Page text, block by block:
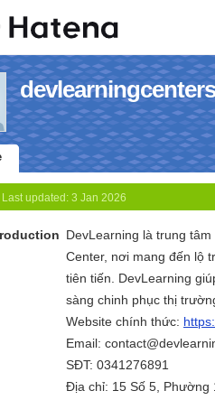
Last updated: 3 Jan 2026
DevLearning là trung
Center, nơi mang đến lộ
tiên tiến. DevLearning
sàng chinh phục thị
Website chính thức:
Email:
SĐT: 0341276891
Địa chỉ: 15 Số 5, Phường